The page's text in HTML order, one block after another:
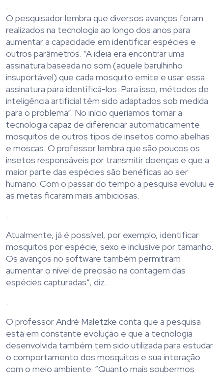
.
O pesquisador lembra que diversos avanços foram
realizados na tecnologia ao longo dos anos para
aumentar a capacidade em identificar espécies e
outros parâmetros. “A ideia era encontrar uma
assinatura baseada no som (aquele barulhinho
insuportável) que cada mosquito emite e usar essa
assinatura para identificá-los. Para isso, métodos de
inteligência artificial têm sido adaptados sob medida
para o problema”. No início queríamos tornar a
tecnologia capaz de diferenciar automaticamente
mosquitos de outros tipos de insetos como abelhas
e moscas. O professor lembra que são poucos os
insetos responsáveis por transmitir doenças e que a
maior parte das espécies são benéficas ao ser
humano. Com o passar do tempo a pesquisa evoluiu e
as metas ficaram mais ambiciosas.
.
Atualmente, já é possível, por exemplo, identificar
mosquitos por espécie, sexo e inclusive por tamanho.
Os avanços no software também permitiram
aumentar o nível de precisão na contagem das
espécies capturadas”, diz.
.
O professor André Maletzke conta que a pesquisa
está em constante evolução e que a tecnologia
desenvolvida também tem sido utilizada para estudar
o comportamento dos mosquitos e sua interação
com o meio ambiente. “Quanto mais soubermos